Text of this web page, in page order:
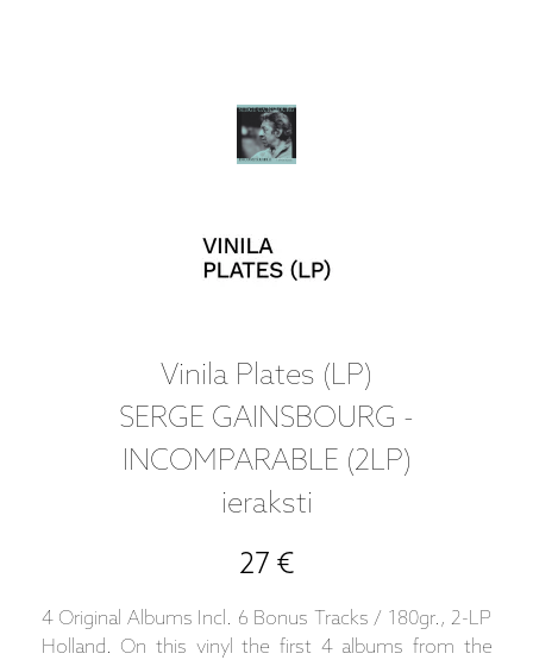
Vinila Plates (LP)
SERGE GAINSBOURG -
INCOMPARABLE (2LP)
ieraksti
27 €
4 Original Albums Incl. 6 Bonus Tracks / 180gr., 2-LP
Holland. On this vinyl the first 4 albums from the